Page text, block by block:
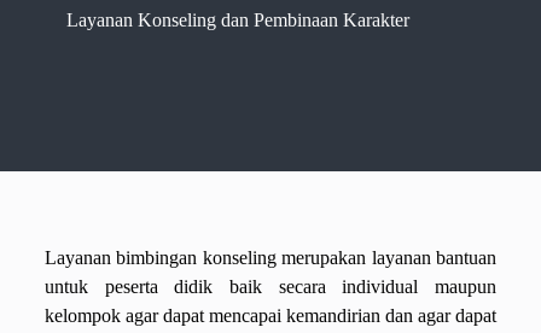
Layanan Konseling dan Pembinaan Karakter
Layanan bimbingan konseling merupakan layanan bantuan
untuk peserta didik baik secara individual maupun
kelompok agar dapat mencapai kemandirian dan agar dapat